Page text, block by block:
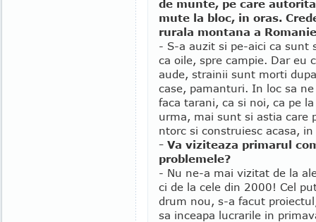
de munte, pe care
mute la bloc, in oras.
rurala montana a
- S-a auzit si pe-aici ca sunt
ca oile, spre campie. Dar eu
aude, strainii sunt morti
case, pamanturi. In loc sa
faca tarani, ca si noi, ca pe
urma, mai sunt si astia care
ntorc si construiesc acasa,
- Va viziteaza primarul
problemele?
- Nu ne-a mai vizitat de la
ci de la cele din 2000! Cel
drum nou, s-a facut
sa inceapa lucrarile in